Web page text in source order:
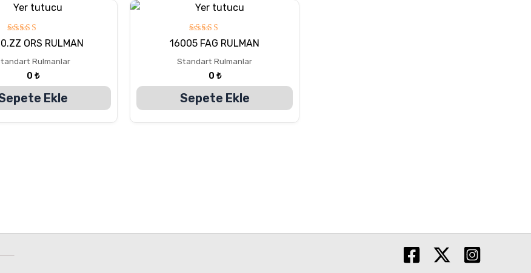
5
üzerinden
oy aldı
ORS RULMAN
Rulmanlar
0 ₺
Ekle
5
üzerinden
oy aldı
16005 FAG RULMAN
Standart Rulmanlar
0 ₺
Sepete Ekle